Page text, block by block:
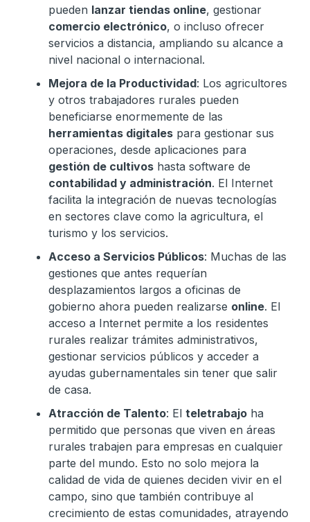
pueden lanzar tiendas online, gestionar
comercio electrónico, o incluso ofrecer
servicios a distancia, ampliando su alcance a
nivel nacional o internacional.
Mejora de la Productividad: Los agricultores
y otros trabajadores rurales pueden
beneficiarse enormemente de las
herramientas digitales para gestionar sus
operaciones, desde aplicaciones para
gestión de cultivos hasta software de
contabilidad y administración. El Internet
facilita la integración de nuevas tecnologías
en sectores clave como la agricultura, el
turismo y los servicios.
Acceso a Servicios Públicos: Muchas de las
gestiones que antes requerían
desplazamientos largos a oficinas de
gobierno ahora pueden realizarse online. El
acceso a Internet permite a los residentes
rurales realizar trámites administrativos,
gestionar servicios públicos y acceder a
ayudas gubernamentales sin tener que salir
de casa.
Atracción de Talento: El teletrabajo ha
permitido que personas que viven en áreas
rurales trabajen para empresas en cualquier
parte del mundo. Esto no solo mejora la
calidad de vida de quienes deciden vivir en el
campo, sino que también contribuye al
crecimiento de estas comunidades, atrayendo